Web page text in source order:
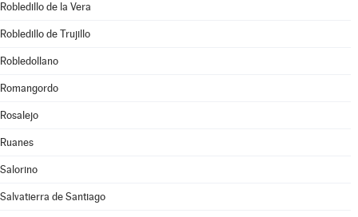
Robledillo de la Vera
Robledillo de Trujillo
Robledollano
Romangordo
Rosalejo
Ruanes
Salorino
Salvatierra de Santiago